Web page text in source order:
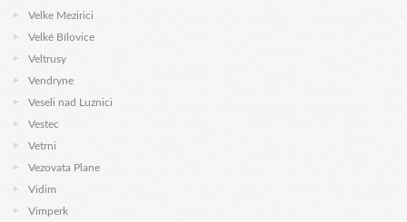
Velke Mezirici
Velké Bílovice
Veltrusy
Vendryne
Veseli nad Luznici
Vestec
Vetrni
Vezovata Plane
Vidim
Vimperk